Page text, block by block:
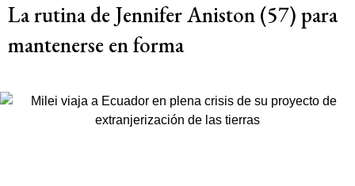
La rutina de Jennifer Aniston (57) para
mantenerse en forma